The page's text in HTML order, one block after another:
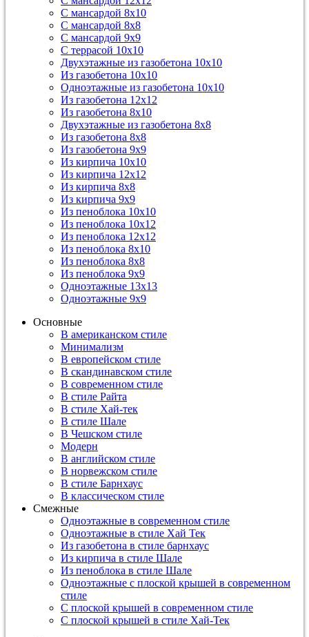
С мансардой 8х10
С мансардой 8х8
С мансардой 9х9
С террасой 10х10
Двухэтажные из газобетона 10х10
Из газобетона 10х10
Одноэтажные из газобетона 10х10
Из газобетона 12х12
Из газобетона 8х10
Двухэтажные из газобетона 8х8
Из газобетона 8х8
Из газобетона 9х9
Из кирпича 10х10
Из кирпича 12х12
Из кирпича 8х8
Из кирпича 9х9
Из пеноблока 10х10
Из пеноблока 10х12
Из пеноблока 12х12
Из пеноблока 8х10
Из пеноблока 8х8
Из пеноблока 9х9
Одноэтажные 13х13
Одноэтажные 9х9
Основные
В американском стиле
Минимализм
В европейском стиле
В скандинавском стиле
В современном стиле
В стиле Райта
В стиле Хай-тек
В стиле Шале
В Чешском стиле
Модерн
В английском стиле
В норвежском стиле
В стиле Барнхаус
В классическом стиле
Смежные
Одноэтажные в современном стиле
Одноэтажные в стиле Хай Тек
Из газобетона в стиле барнхаус
Из кирпича в стиле Шале
Из пеноблока в стиле Шале
Одноэтажные с плоской крышей в современном
стиле
С плоской крышей в современном стиле
С плоской крышей в стиле Хай-Тек